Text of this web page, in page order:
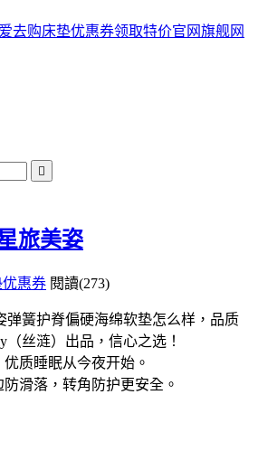
旗舰网

旅美姿
优惠券 閱讀(273)
弹簧护脊偏硬海绵软垫怎么样，品质
（丝涟）出品，信心之选！
质睡眠从今夜开始。
滑落，转角防护更安全。